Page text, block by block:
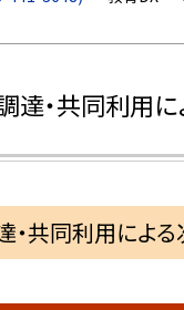
達・共同利用
共同利用によ